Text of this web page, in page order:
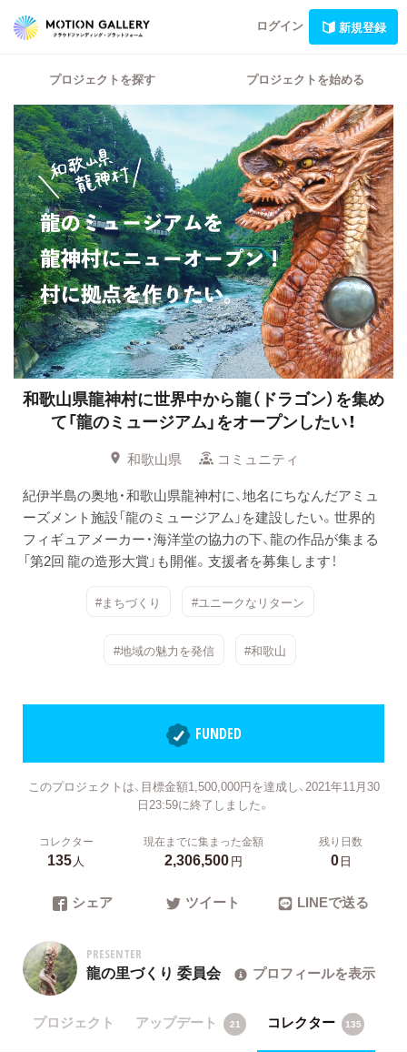
ログイン 新規登録
プロジェクトを探す プロジェクトを始める
和歌山県龍神村に世界中から龍（ドラゴン）を集め
て「龍のミュージアム」をオープンしたい！
和歌山県
コミュニティ
紀伊半島の奥地・和歌山県龍神村に、地名にちなんだアミュ
ーズメント施設「龍のミュージアム」を建設したい。世界的
フィギュアメーカー・海洋堂の協力の下、龍の作品が集まる
「第2回 龍の造形大賞」も開催。支援者を募集します！
#まちづくり #ユニークなリターン
#地域の魅力を発信 #和歌山
FUNDED
このプロジェクトは、目標金額1,500,000円を達成し、2021年11月30
日23:59に終了しました。
コレクター
135人
現在までに集まった金額
2,306,500円
残り日数
0日
シェア ツイート LINEで送る
PRESENTER
龍の里づくり 委員会 プロフィールを表示
プロジェクト アップデート 21 コレクター 135